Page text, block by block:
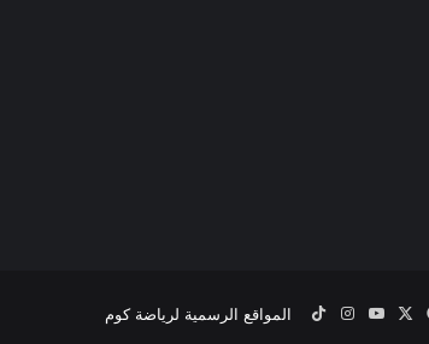
المواقع الرسمية لرياضة كوم فيسبوك ‫YouTubeانستقرام‫TikTok